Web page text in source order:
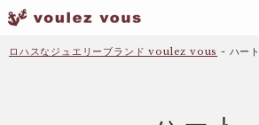
ロハスなジュエリーブランド voulez vous - ハート